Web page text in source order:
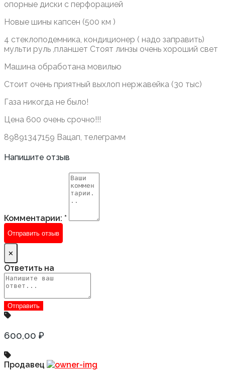
опорные диски с перфорацией
Новые шины капсен (500 км )
4 стеклоподемника, кондиционер ( надо заправить)
мульти руль ,планшет Стоят линзы очень хороший свет
Машина обработана мовилью
Стоит очень приятный выхлоп нержавейка (30 тыс)
Газа никогда не было!
Цена 600 очень срочно!!!
89891347159 Вацап, телеграмм
Напишите отзыв
Комментарии: *
Отправить отзыв
✕
Ответить на
600,00 ₽
Продавец